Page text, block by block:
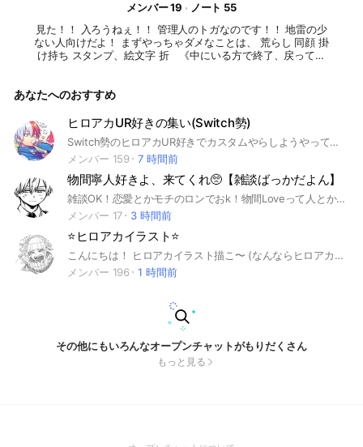
メンバー 19
ノート 55
見た！！ 入ろうねぇ！！ 管理人のトガなのです！！ 地雷の少
ない人向けだよ！ まずやっちゃダメなことは、 荒らし 同顔 掛
け持ち スタンプ、絵文字 折 《中にいる方で終了、戻ってき
す！！ じゃあ中で待ってるのです！！ 騒いでくれると嬉しい
ねぇ 中で待ってるねぇ！？！？ ちゃんと読みました？ 合言葉
は 《トガバナナ》ですよー！ あと最後に🥚つけたらすぐ入れ
られるかも？ 7/12 １０人突破 #ヒロアカなりきり
あなたへのおすすめ
ヒロアカUR好きの集い(Switch勢)
Switch勢のヒロアカUR好きでカスタムやらしようやってオプです。 みんなでランクマ潜ってもいいし、って感じのオプ！ 禁止行為 基本的に禁止されているもの、 (モラルを守って欲しいかな、、ってこと) 世間的なルール、マナーは守ろうね 即抜けに対しては好きにしようね、通報もありだよ(即抜けは再参加禁止) ライブトークしながらカスタム出来たらいいので10人欲しい！ 目に入ったなら入ろ？ そこまで別界隈禁止してないから、ある程度はいいけど、多すぎるのはやめて~、 出来れば公式様がお出ししてるプロフィールカード使ってプロフ書いてね めんどい人は文だけでも！ #ヒロアカ #ヒロアカUR #僕のヒーローアカデミア #ウルトラランブル #Switch #ゲーム #アニメ
メンバー 159
7 時間前
物間寧人好きよ、来てくれ🥺【雑談ばっかだよん】
雑談OK！恋愛とかモチのロンでおk！物間Loveって人とか、見るだけとか、ん〜ヒロアカ好きの人も来て！あと、私通知来ても時間制限あるからすぐ見れないかも！( ᐖ )
メンバー 17
3 時間前
⭐️ヒロアカイラスト‪⭐️
こんにちは！ ヒロアカイラスト描こ〜 (なんならヒロアカ以外のイラストもいいよ！) 見る専👍🏻 ̖́-︎ 中で待ってるよ！ #ヒロアカ#イラスト#雑談
メンバー 196
1 時間前
その他にもいろんなオープンチャットがもりだくさん
もっと見る